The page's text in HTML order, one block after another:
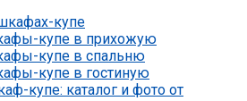
купе
купе в прихожую
купе в спальню
купе в гостиную
купе: каталог и фото от